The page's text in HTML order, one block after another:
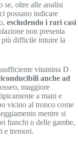
se, oltre alle analisi
possano indicare
escludendo i rari casi
non presenta
più difficile intuire la
vitamina D
anche ad
maggiore
a mani e
vicino al tronco come
mentre si
fianchi o delle gambe,
e tremori.